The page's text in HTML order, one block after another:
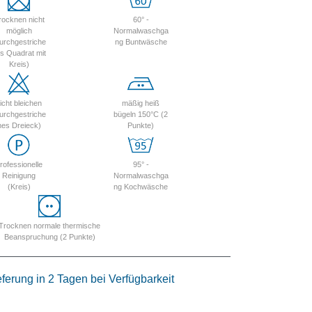
nicht
möglich
Quadrat mit
Kreis)
60° -
Normalwaschga
ng Buntwäsche
bleichen
Dreieck)
mäßig heiß
bügeln 150°C (2
Punkte)
Reinigung
(Kreis)
95° -
Normalwaschga
ng Kochwäsche
normale thermische
Beanspruchung (2 Punkte)
in 2 Tagen bei Verfügbarkeit